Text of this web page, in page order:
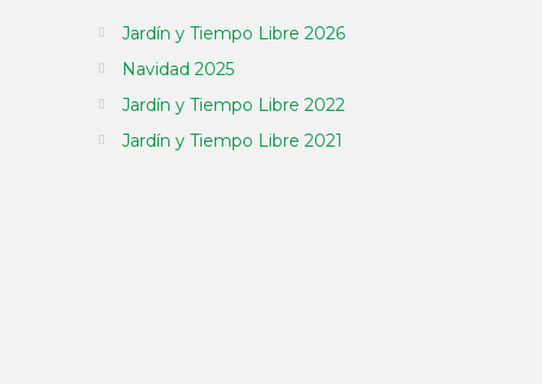
Jardín y Tiempo Libre 2026
Navidad 2025
Jardín y Tiempo Libre 2022
Jardín y Tiempo Libre 2021